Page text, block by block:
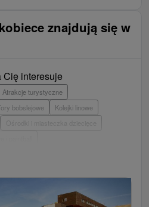
znajdują się w
Cię interesuje
Atrakcje turystyczne
bobslejowe
Kolejki linowe